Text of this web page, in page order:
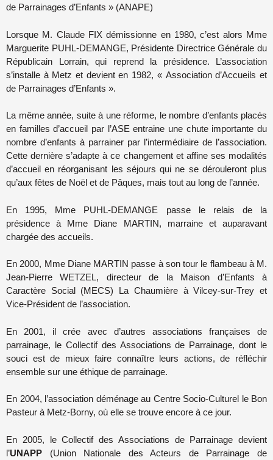
de Parrainages d’Enfants » (ANAPE)
Lorsque M. Claude FIX démissionne en 1980, c’est alors Mme
Marguerite PUHL-DEMANGE, Présidente Directrice Générale du
Républicain Lorrain, qui reprend la présidence. L’association
s’installe à Metz et devient en 1982, « Association d’Accueils et
de Parrainages d’Enfants ».
La même année, suite à une réforme, le nombre d’enfants placés
en familles d’accueil par l’ASE entraine une chute importante du
nombre d’enfants à parrainer par l’intermédiaire de l’association.
Cette dernière s’adapte à ce changement et affine ses modalités
d’accueil en réorganisant les séjours qui ne se dérouleront plus
qu’aux fêtes de Noël et de Pâques, mais tout au long de l’année.
En 1995, Mme PUHL-DEMANGE passe le relais de la
présidence à Mme Diane MARTIN, marraine et auparavant
chargée des accueils.
En 2000, Mme Diane MARTIN passe à son tour le flambeau à M.
Jean-Pierre WETZEL, directeur de la Maison d’Enfants à
Caractère Social (MECS) La Chaumière à Vilcey-sur-Trey et
Vice-Président de l’association.
En 2001, il crée avec d’autres associations françaises de
parrainage, le Collectif des Associations de Parrainage, dont le
souci est de mieux faire connaître leurs actions, de réfléchir
ensemble sur une éthique de parrainage.
En 2004, l’association déménage au Centre Socio-Culturel le Bon
Pasteur à Metz-Borny, où elle se trouve encore à ce jour.
En 2005, le Collectif des Associations de Parrainage devient
l’UNAPP (Union Nationale des Acteurs de Parrainage de